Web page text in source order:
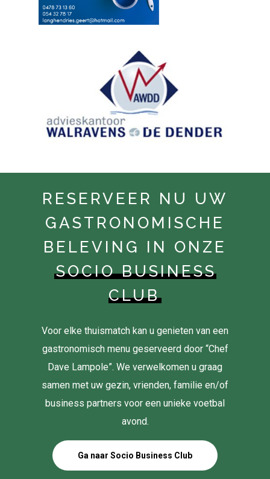
RESERVEER NU UW
GASTRONOMISCHE
BELEVING IN ONZE
SOCIO BUSINESS
CLUB
Voor elke thuismatch kan u genieten van een
gastronomisch menu geserveerd door “Chef
Dave Lampole”. We verwelkomen u graag
samen met uw gezin, vrienden, familie en/of
business partners voor een unieke voetbal
avond.
Ga naar Socio Business Club